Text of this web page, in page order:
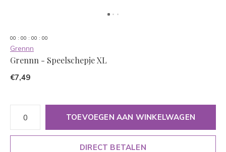
00 : 00 : 00 : 00
Grennn
Grennn - Speelschepje XL
€7,49
TOEVOEGEN AAN WINKELWAGEN
DIRECT BETALEN